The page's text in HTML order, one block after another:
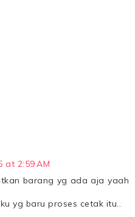
at 2:59 AM
barang yg ada aja yaah
yg baru proses cetak itu..